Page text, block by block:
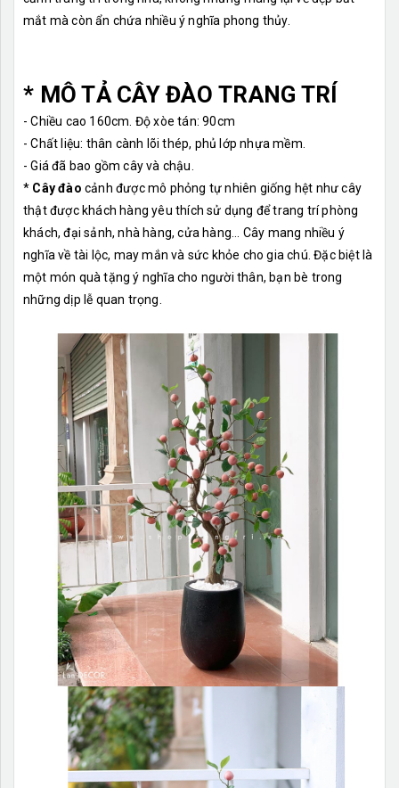
mắt mà còn ẩn chứa nhiều ý nghĩa phong thủy.
* MÔ TẢ CÂY ĐÀO TRANG TRÍ
- Chiều cao 160cm. Độ xòe tán: 90cm
- Chất liệu: thân cành lõi thép, phủ lớp nhựa mềm.
- Giá đã bao gồm cây và chậu.
* Cây đào cảnh được mô phỏng tự nhiên giống hệt như cây
thật được khách hàng yêu thích sử dụng để trang trí phòng
khách, đại sảnh, nhà hàng, cửa hàng... Cây mang nhiều ý
nghĩa về tài lộc, may mắn và sức khỏe cho gia chú. Đặc biệt là
một món quà tặng ý nghĩa cho người thân, bạn bè trong
những dịp lễ quan trọng.